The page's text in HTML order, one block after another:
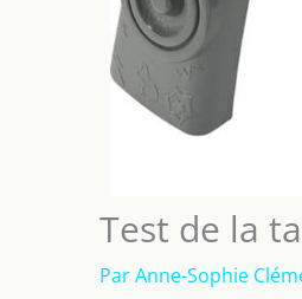
Test de la
ParAnne-Sophie